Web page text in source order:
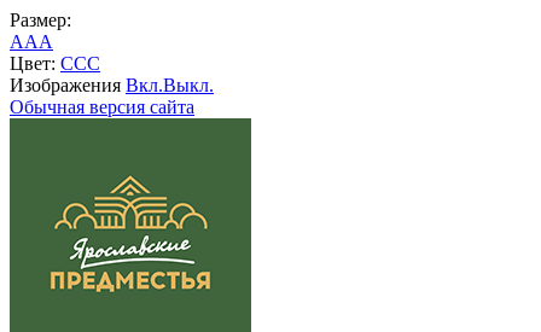
Размер:
AAA
Цвет: CCC
Изображения Вкл.Выкл.
Обычная версия сайта